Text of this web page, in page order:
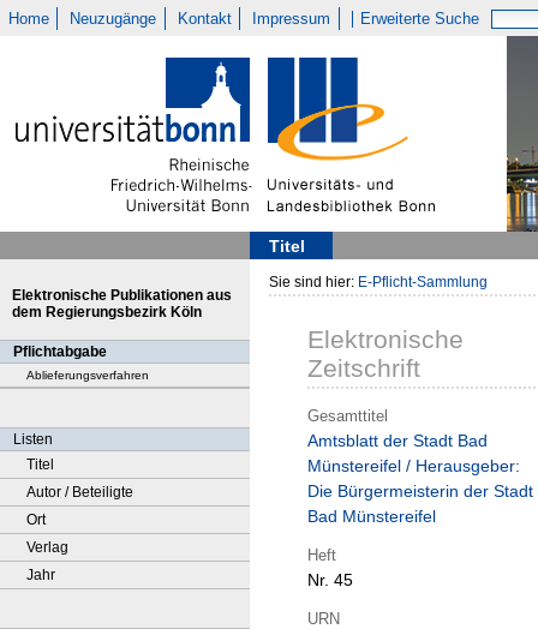
Home Neuzugänge Kontakt Impressum Erweiterte Suche
Titel
Elektronische Publikationen aus
dem Regierungsbezirk Köln
Pflichtabgabe
Ablieferungsverfahren
Listen
Titel
Autor / Beteiligte
Ort
Verlag
Jahr
Sie sind hier: E-Pflicht-Sammlung
Elektronische
Zeitschrift
Gesamttitel
Amtsblatt der Stadt Bad
Münstereifel / Herausgeber:
Die Bürgermeisterin der Stadt
Bad Münstereifel
Heft
Nr. 45
URN